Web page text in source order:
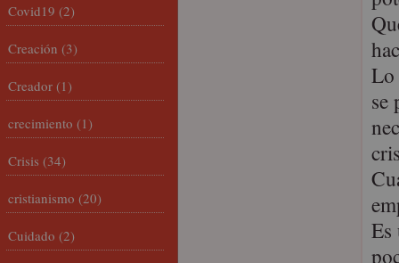
Lo
se
Es
Covid19 (2)
Creación (3)
Creador (1)
crecimiento (1)
Crisis (34)
cristianismo (20)
Cuidado (2)